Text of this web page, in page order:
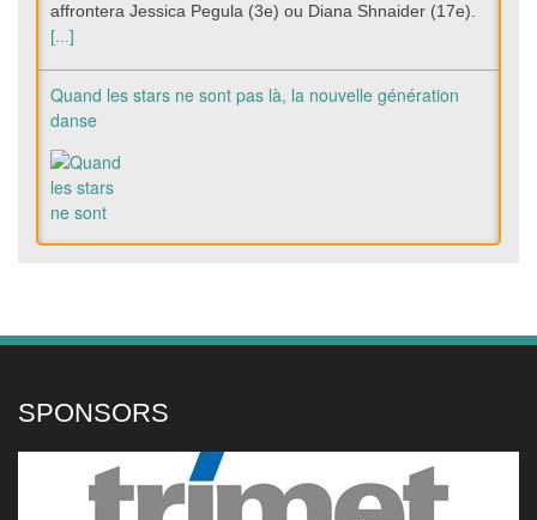
affrontera Jessica Pegula (3e) ou Diana Shnaider (17e).
[...]
Quand les stars ne sont pas là, la nouvelle génération
danse
Alexandra Eala poursuit sa route à Toronto dans une
ambiance folle, Coco Gauff également qualifiée
La Philippine Alexandra Eala a poursuivi sa
série de victoires, dans la nuit de vendredi à
SPONSORS